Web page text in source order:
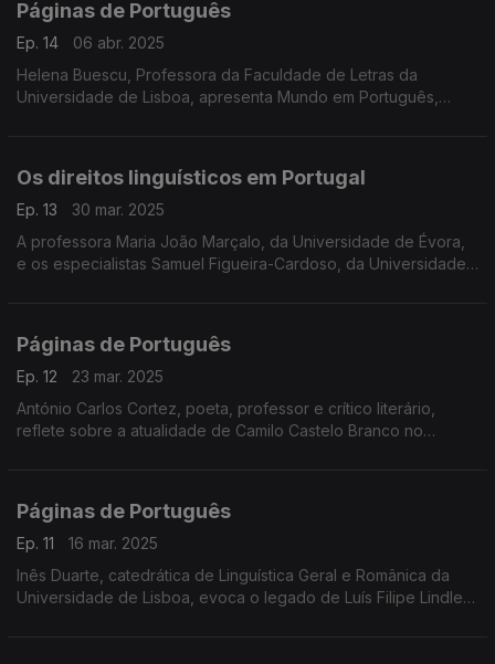
Páginas de Português
Ep. 14
06 abr. 2025
Helena Buescu, Professora da Faculdade de Letras da
Universidade de Lisboa, apresenta Mundo em Português,
Os direitos linguísticos em Portugal
Ep. 13
30 mar. 2025
A professora Maria João Marçalo, da Universidade de Évora,
e os especialistas Samuel Figueira-Cardoso, da Universidade
Páginas de Português
Ep. 12
23 mar. 2025
António Carlos Cortez, poeta, professor e crítico literário,
reflete sobre a atualidade de Camilo Castelo Branco no
Páginas de Português
Ep. 11
16 mar. 2025
Inês Duarte, catedrática de Linguística Geral e Românica da
Universidade de Lisboa, evoca o legado de Luís Filipe Lindley